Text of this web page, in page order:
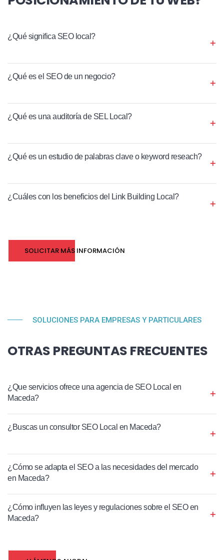
¿Qué significa SEO local?
¿Qué es el SEO de un negocio?
¿Qué es una auditoría de SEL Local?
¿Qué es un estudio de palabras clave o keyword reseach?
¿Cuáles con los beneficios del Link Building Local?
SOLICITAR MÁS INFORMACIÓN
SOLUCIONES PARA EMPRESAS Y PARTICULARES
OTRAS PREGUNTAS FRECUENTES
¿Que servicios ofrece una agencia de SEO Local en
Maceda?
¿Buscas un consultor SEO Local en Maceda?
¿Cómo se adapta el SEO a las necesidades del mercado
en Maceda?
¿Cómo influyen las leyes y regulaciones sobre el SEO en
Maceda?